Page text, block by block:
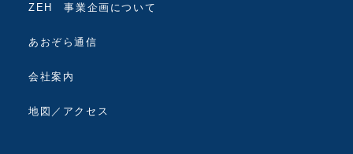
ZEH 事業企画について
あおぞら通信
会社案内
地図／アクセス